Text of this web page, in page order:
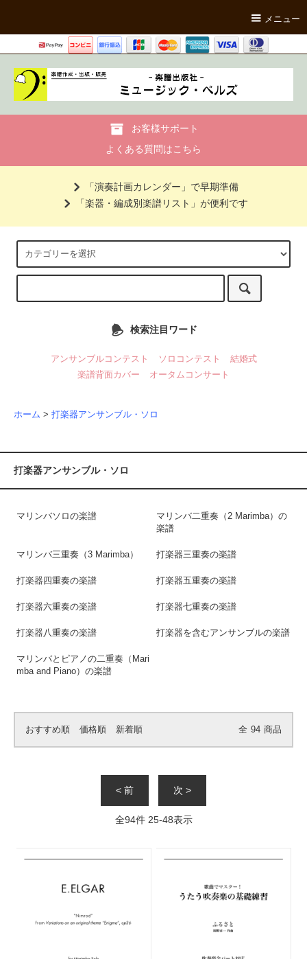
メニュー
お客様サポート
よくある質問はこちら
「演奏計画カレンダー」で早期準備
「楽器・編成別楽譜リスト」が便利です
検索注目ワード
アンサンブルコンテスト ソロコンテスト
結婚式
楽譜背面カバー
オータムコンサート
ホーム > 打楽器アンサンブル・ソロ
打楽器アンサンブル・ソロ
マリンバソロの楽譜
マリンバ二重奏（2 Marimba）の
楽譜
マリンバ三重奏（3 Marimba） 打楽器三重奏の楽譜
打楽器四重奏の楽譜 打楽器五重奏の楽譜
打楽器六重奏の楽譜 打楽器七重奏の楽譜
打楽器八重奏の楽譜 打楽器を含むアンサンブルの楽譜
マリンバとピアノの二重奏（Mari
mba and Piano）の楽譜
おすすめ順 価格順 新着順 全 94 商品
< 前 次 >
全94件 25-48表示